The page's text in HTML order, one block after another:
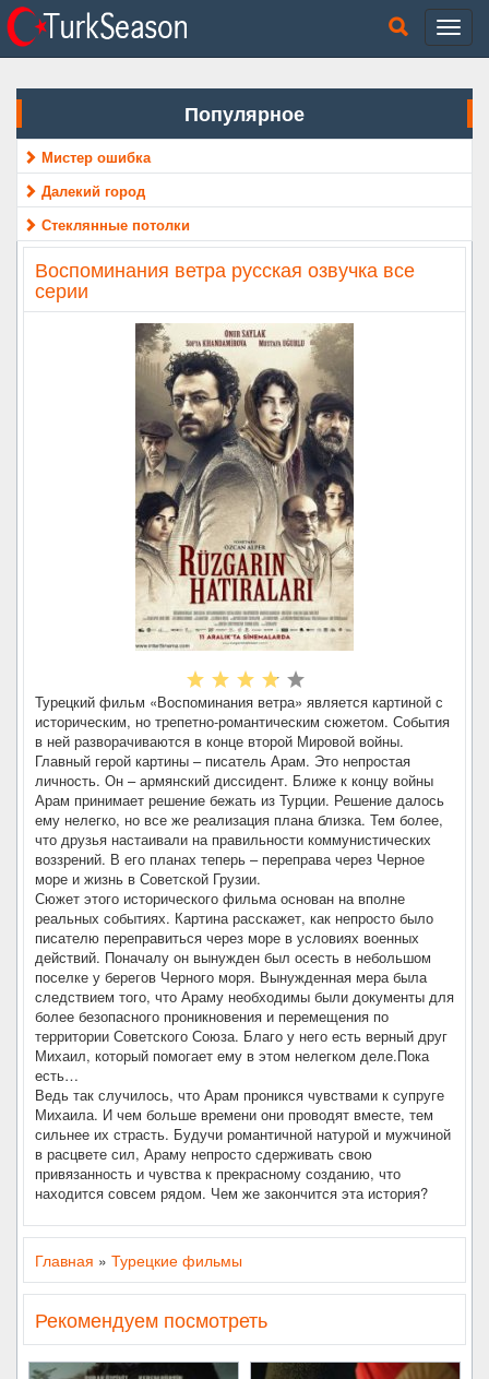
Популярное
Мистер ошибка
Далекий город
Стеклянные потолки
Воспоминания ветра русская озвучка все
серии
Турецкий фильм «Воспоминания ветра» является картиной с
историческим, но трепетно-романтическим сюжетом. События
в ней разворачиваются в конце второй Мировой войны.
Главный герой картины – писатель Арам. Это непростая
личность. Он – армянский диссидент. Ближе к концу войны
Арам принимает решение бежать из Турции. Решение далось
ему нелегко, но все же реализация плана близка. Тем более,
что друзья настаивали на правильности коммунистических
воззрений. В его планах теперь – переправа через Черное
море и жизнь в Советской Грузии.
Сюжет этого исторического фильма основан на вполне
реальных событиях. Картина расскажет, как непросто было
писателю переправиться через море в условиях военных
действий. Поначалу он вынужден был осесть в небольшом
поселке у берегов Черного моря. Вынужденная мера была
следствием того, что Араму необходимы были документы для
более безопасного проникновения и перемещения по
территории Советского Союза. Благо у него есть верный друг
Михаил, который помогает ему в этом нелегком деле.Пока
есть…
Ведь так случилось, что Арам проникся чувствами к супруге
Михаила. И чем больше времени они проводят вместе, тем
сильнее их страсть. Будучи романтичной натурой и мужчиной
в расцвете сил, Араму непросто сдерживать свою
привязанность и чувства к прекрасному созданию, что
находится совсем рядом. Чем же закончится эта история?
Главная » Турецкие фильмы
Рекомендуем посмотреть